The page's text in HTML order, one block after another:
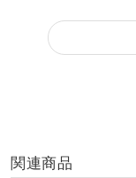
関連商品